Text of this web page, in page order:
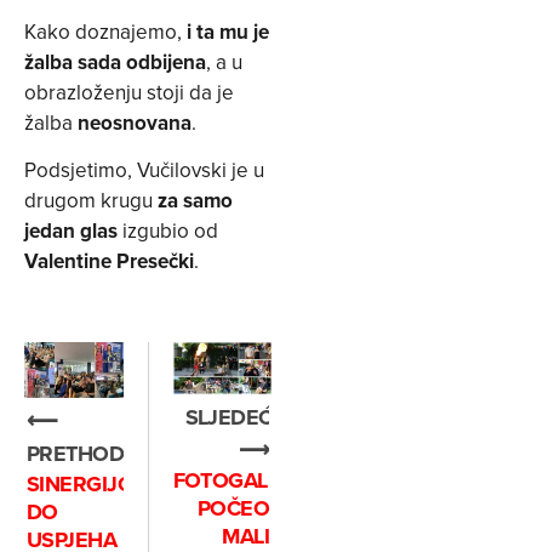
Kako doznajemo, i ta mu je
žalba sada odbijena, a u
obrazloženju stoji da je
žalba neosnovana.
Podsjetimo, Vučilovski je u
drugom krugu za samo
jedan glas izgubio od
Valentine Presečki.
⟵
PRETHODNO
SINERGIJOM
DO
USPJEHA
SLJEDEĆE
⟶
FOTOGALERIJA:
POČEO
MALI